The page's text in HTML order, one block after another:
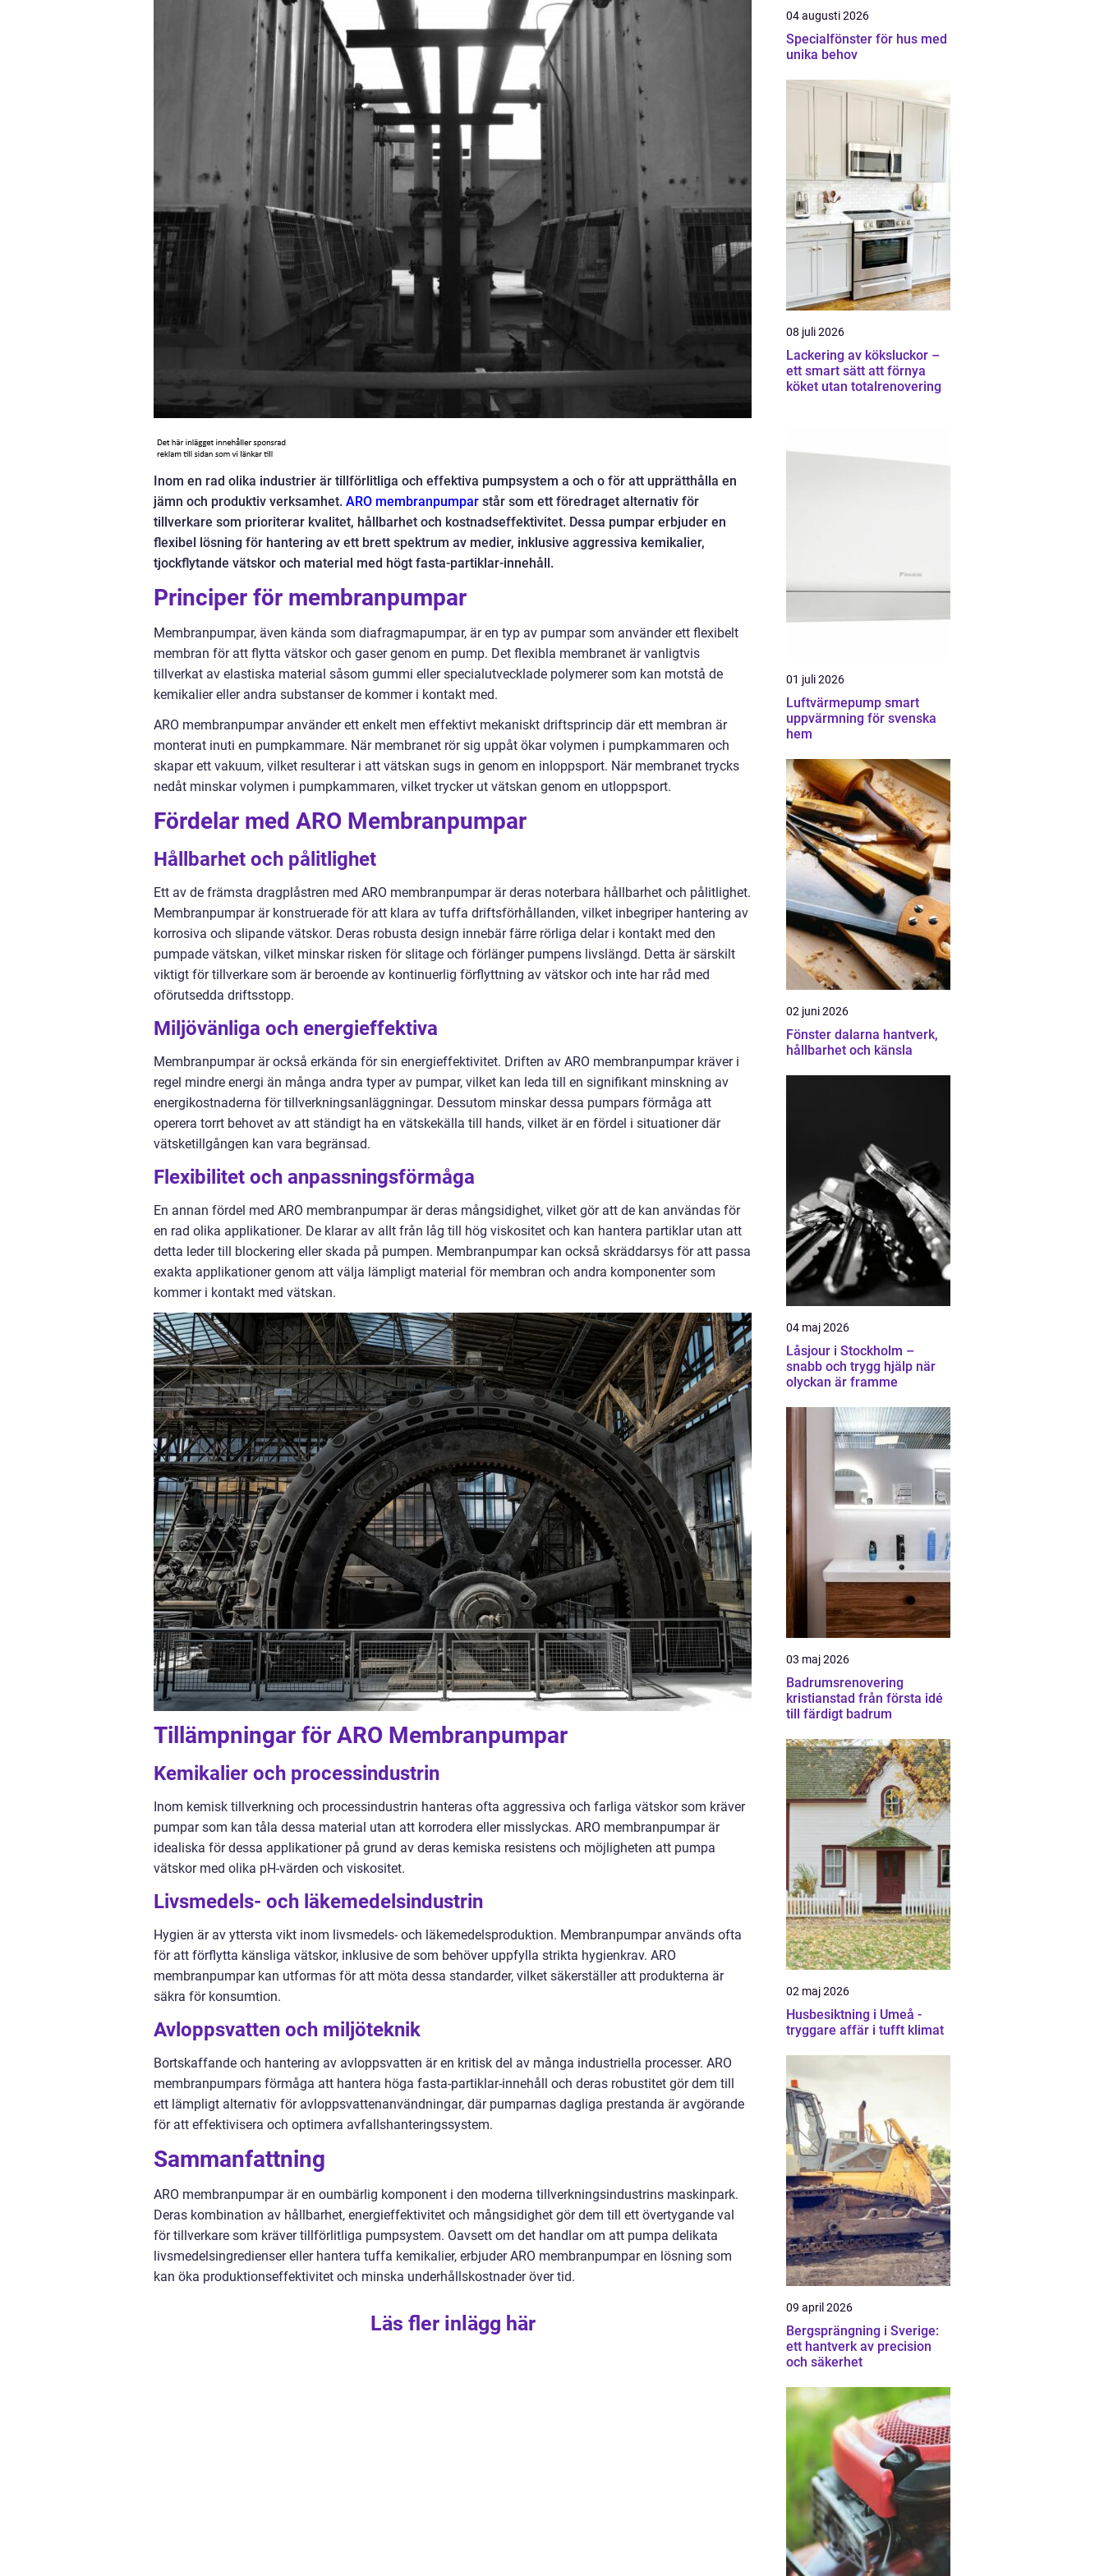
Inom en rad olika industrier är tillförlitliga och effektiva pumpsystem a och o för att upprätthålla en
jämn och produktiv verksamhet. ARO membranpumpar står som ett föredraget alternativ för
tillverkare som prioriterar kvalitet, hållbarhet och kostnadseffektivitet. Dessa pumpar erbjuder en
flexibel lösning för hantering av ett brett spektrum av medier, inklusive aggressiva kemikalier,
tjockflytande vätskor och material med högt fasta-partiklar-innehåll.
Principer för membranpumpar
Membranpumpar, även kända som diafragmapumpar, är en typ av pumpar som använder ett flexibelt
membran för att flytta vätskor och gaser genom en pump. Det flexibla membranet är vanligtvis
tillverkat av elastiska material såsom gummi eller specialutvecklade polymerer som kan motstå de
kemikalier eller andra substanser de kommer i kontakt med.
ARO membranpumpar använder ett enkelt men effektivt mekaniskt driftsprincip där ett membran är
monterat inuti en pumpkammare. När membranet rör sig uppåt ökar volymen i pumpkammaren och
skapar ett vakuum, vilket resulterar i att vätskan sugs in genom en inloppsport. När membranet trycks
nedåt minskar volymen i pumpkammaren, vilket trycker ut vätskan genom en utloppsport.
Fördelar med ARO Membranpumpar
Hållbarhet och pålitlighet
Ett av de främsta dragplåstren med ARO membranpumpar är deras noterbara hållbarhet och pålitlighet.
Membranpumpar är konstruerade för att klara av tuffa driftsförhållanden, vilket inbegriper hantering av
korrosiva och slipande vätskor. Deras robusta design innebär färre rörliga delar i kontakt med den
pumpade vätskan, vilket minskar risken för slitage och förlänger pumpens livslängd. Detta är särskilt
viktigt för tillverkare som är beroende av kontinuerlig förflyttning av vätskor och inte har råd med
oförutsedda driftsstopp.
Miljövänliga och energieffektiva
Membranpumpar är också erkända för sin energieffektivitet. Driften av ARO membranpumpar kräver i
regel mindre energi än många andra typer av pumpar, vilket kan leda till en signifikant minskning av
energikostnaderna för tillverkningsanläggningar. Dessutom minskar dessa pumpars förmåga att
operera torrt behovet av att ständigt ha en vätskekälla till hands, vilket är en fördel i situationer där
vätsketillgången kan vara begränsad.
Flexibilitet och anpassningsförmåga
En annan fördel med ARO membranpumpar är deras mångsidighet, vilket gör att de kan användas för
en rad olika applikationer. De klarar av allt från låg till hög viskositet och kan hantera partiklar utan att
detta leder till blockering eller skada på pumpen. Membranpumpar kan också skräddarsys för att passa
exakta applikationer genom att välja lämpligt material för membran och andra komponenter som
kommer i kontakt med vätskan.
Tillämpningar för ARO Membranpumpar
Kemikalier och processindustrin
Inom kemisk tillverkning och processindustrin hanteras ofta aggressiva och farliga vätskor som kräver
pumpar som kan tåla dessa material utan att korrodera eller misslyckas. ARO membranpumpar är
idealiska för dessa applikationer på grund av deras kemiska resistens och möjligheten att pumpa
vätskor med olika pH-värden och viskositet.
Livsmedels- och läkemedelsindustrin
Hygien är av yttersta vikt inom livsmedels- och läkemedelsproduktion. Membranpumpar används ofta
för att förflytta känsliga vätskor, inklusive de som behöver uppfylla strikta hygienkrav. ARO
membranpumpar kan utformas för att möta dessa standarder, vilket säkerställer att produkterna är
säkra för konsumtion.
Avloppsvatten och miljöteknik
Bortskaffande och hantering av avloppsvatten är en kritisk del av många industriella processer. ARO
membranpumpars förmåga att hantera höga fasta-partiklar-innehåll och deras robustitet gör dem till
ett lämpligt alternativ för avloppsvattenanvändningar, där pumparnas dagliga prestanda är avgörande
för att effektivisera och optimera avfallshanteringssystem.
Sammanfattning
ARO membranpumpar är en oumbärlig komponent i den moderna tillverkningsindustrins maskinpark.
Deras kombination av hållbarhet, energieffektivitet och mångsidighet gör dem till ett övertygande val
för tillverkare som kräver tillförlitliga pumpsystem. Oavsett om det handlar om att pumpa delikata
livsmedelsingredienser eller hantera tuffa kemikalier, erbjuder ARO membranpumpar en lösning som
kan öka produktionseffektivitet och minska underhållskostnader över tid.
Läs fler inlägg här
04 augusti 2026
Specialfönster för hus med
unika behov
08 juli 2026
Lackering av köksluckor –
ett smart sätt att förnya
köket utan totalrenovering
01 juli 2026
Luftvärmepump smart
uppvärmning för svenska
hem
02 juni 2026
Fönster dalarna hantverk,
hållbarhet och känsla
04 maj 2026
Låsjour i Stockholm –
snabb och trygg hjälp när
olyckan är framme
03 maj 2026
Badrumsrenovering
kristianstad från första idé
till färdigt badrum
02 maj 2026
Husbesiktning i Umeå -
tryggare affär i tufft klimat
09 april 2026
Bergsprängning i Sverige:
ett hantverk av precision
och säkerhet